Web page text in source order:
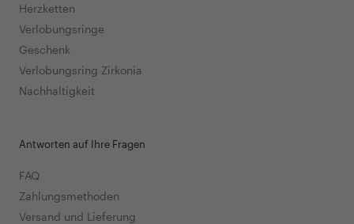
Herzketten
Verlobungsringe
Geschenk
Verlobungsring Zirkonia
Nachhaltigkeit
Antworten auf Ihre Fragen
FAQ
Zahlungsmethoden
Versand und Lieferung